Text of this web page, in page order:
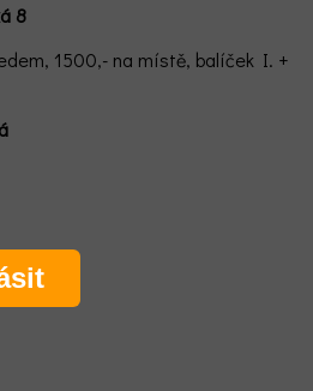
8
1500,- na místě, balíček I. +